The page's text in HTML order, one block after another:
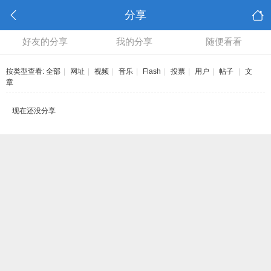
分享
好友的分享 我的分享 随便看看
按类型查看: 全部 网址 视频 音乐 Flash 投票 用户 帖子
文
章
现在还没分享